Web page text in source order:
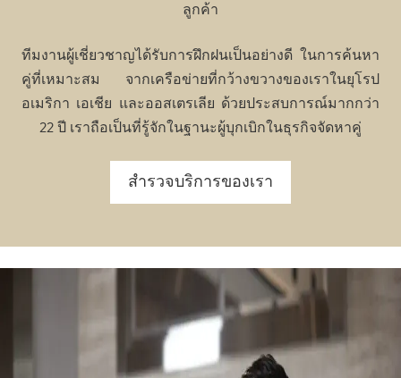
ลูกค้า
ทีมงานผู้เชี่ยวชาญได้รับการฝึกฝนเป็นอย่างดี ในการค้นหา
คู่ที่เหมาะสม จากเครือข่ายที่กว้างขวางของเราในยุโรป
อเมริกา เอเชีย และออสเตรเลีย ด้วยประสบการณ์มากกว่า
22 ปี เราถือเป็นที่รู้จักในฐานะผู้บุกเบิกในธุรกิจจัดหาคู่
สำรวจบริการของเรา